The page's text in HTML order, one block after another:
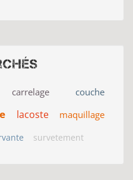
carrelage
couche
lacoste maquillage
survetement